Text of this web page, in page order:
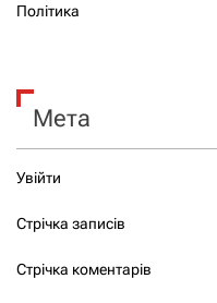
Політика
Мета
Увійти
Стрічка записів
Стрічка коментарів